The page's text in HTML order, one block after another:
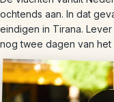
ochtends aan. In dat
eindigen in Tirana.
nog twee dagen van het